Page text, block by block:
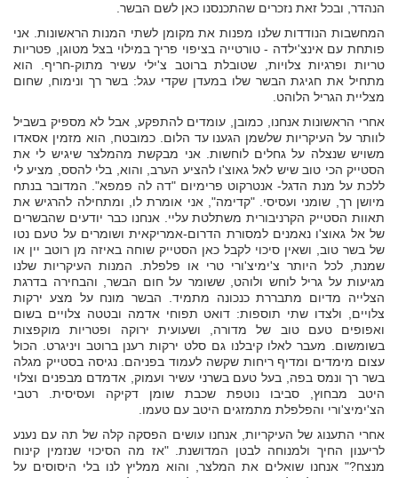
הנהדר, ובכל זאת נזכרים שהתכנסנו כאן לשם הבשר.
המחשבות הנודדות שלנו מפנות את מקומן לשתי המנות הראשונות. אני
פותחת עם אינצ'ילדה - טורטייה בציפוי פריך במילוי בצל מטוגן, פטריות
טריות ופרגיות צלויות, שטובלת ברוטב צ'ילי עשיר מתוק-חריף. הוא
מתחיל את חגיגת הבשר שלו במעדן שקדי עגל: בשר רך ונימוח, שחום
מצליית הגריל הלוהט.
אחרי הראשונות אנחנו, כמובן, עומדים להתפקע, אבל לא מספיק בשביל
לוותר על העיקריות שלשמן הגענו עד הלום. כמובטח, הוא מזמין אסאדו
משויש שנצלה על גחלים לוחשות. אני מבקשת מהמלצר שיגיש לי את
הסטייק הכי טוב שיש לאל גאוצ'ו להציע הערב, והוא, בלי להסס, מציע לי
ללכת על מנת הדגל- אנטרקוט פרימיום "דה לה פמפא". המדובר בנתח
מיושן רך, שומני ועסיסי. "קדימה", אני אומרת לו, ומתחילה להרגיש את
תאוות הסטייק הקרניבורית משתלטת עליי. אנחנו כבר יודעים שהבשרים
של אל גאוצ'ו נאמנים למסורת הדרום-אמריקאית ושומרים על טעם נטו
של בשר טוב, ושאין סיכוי לקבל כאן הסטייק שוחה באיזה מן רוטב יין או
שמנת, לכל היותר צ'ימיצ'ורי טרי או פלפלת. המנות העיקריות שלנו
מגיעות על גריל לוחש ולוהט, ששומר על חום הבשר, והבחירה בדרגת
הצלייה מדיום מתבררת כנכונה מתמיד. הבשר מונח על מצע ירקות
צלויים, ולצדו שתי תוספות: דואט תפוחי אדמה ובטטה צלויים בשום
ואפופים טעם טוב של מדורה, ושעועית ירוקה ופטריות מוקפצות
בשומשום. מעבר לאלו קיבלנו גם סלט ירקות רענן ברוטב ויניגרט. הכול
עצום מימדים ומדיף ריחות שקשה לעמוד בפניהם. נגיסה בסטייק מגלה
בשר רך ונמס בפה, בעל טעם בשרני עשיר ועמוק, אדמדם מבפנים וצלוי
היטב מבחוץ, סביבו נוטפת שכבת שומן דקיקה ועסיסית. רטבי
הצ'ימיצ'ורי והפלפלת מתמזגים היטב עם טעמו.
אחרי התענוג של העיקריות, אנחנו עושים הפסקה קלה של תה עם נענע
לריענון החיך ולמנוחה לבטן המדושנת. "אז מה הסיכוי שנזמין קינוח
מנצח?" אנחנו שואלים את המלצר, והוא ממליץ לנו בלי היסוסים על